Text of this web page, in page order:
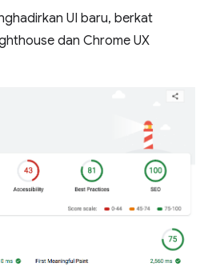
UI baru, berkat
dan Chrome UX